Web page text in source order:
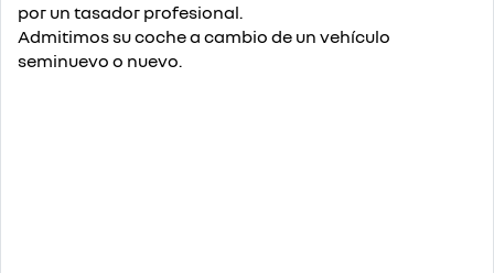
por un tasador profesional.
Admitimos su coche a cambio de un vehículo
seminuevo o nuevo.